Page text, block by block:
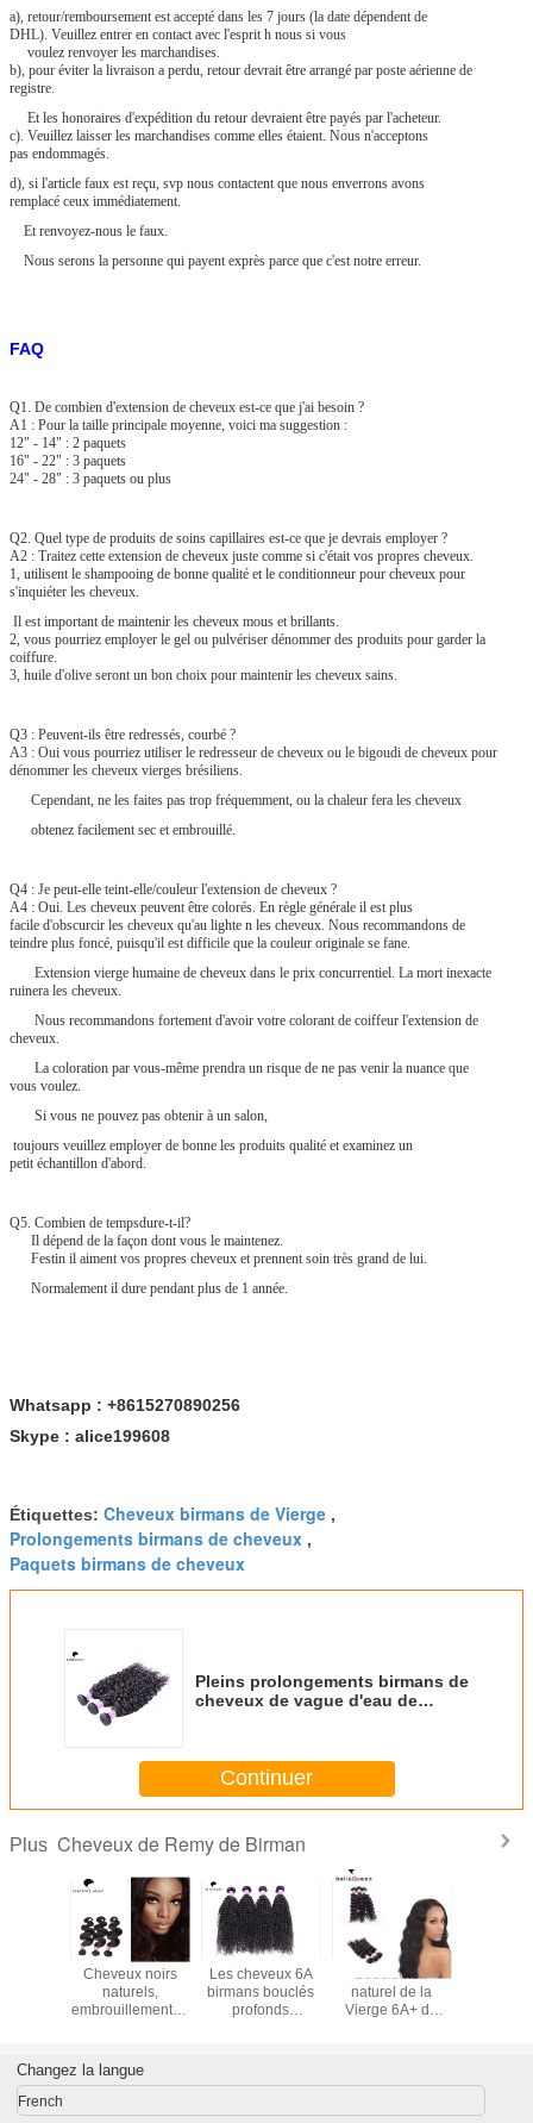
a), retour/remboursement est accepté dans les 7 jours (la date dépendent de
DHL). Veuillez entrer en contact avec l'esprit h nous si vous
voulez renvoyer les marchandises.
b), pour éviter la livraison a perdu, retour devrait être arrangé par poste aérienne de
registre.
Et les honoraires d'expédition du retour devraient être payés par l'acheteur.
c). Veuillez laisser les marchandises comme elles étaient. Nous n'acceptons
pas endommagés.
d), si l'article faux est reçu, svp nous contactent que nous enverrons avons
remplacé ceux immédiatement.
Et renvoyez-nous le faux.
Nous serons la personne qui payent exprès parce que c'est notre erreur.
FAQ
Q1. De combien d'extension de cheveux est-ce que j'ai besoin ?
A1 : Pour la taille principale moyenne, voici ma suggestion :
12" - 14" : 2 paquets
16" - 22" : 3 paquets
24" - 28" : 3 paquets ou plus
Q2. Quel type de produits de soins capillaires est-ce que je devrais employer ?
A2 : Traitez cette extension de cheveux juste comme si c'était vos propres cheveux.
1, utilisent le shampooing de bonne qualité et le conditionneur pour cheveux pour
s'inquiéter les cheveux.
Il est important de maintenir les cheveux mous et brillants.
2, vous pourriez employer le gel ou pulvériser dénommer des produits pour garder la
coiffure.
3, huile d'olive seront un bon choix pour maintenir les cheveux sains.
Q3 : Peuvent-ils être redressés, courbé ?
A3 : Oui vous pourriez utiliser le redresseur de cheveux ou le bigoudi de cheveux pour
dénommer les cheveux vierges brésiliens.
Cependant, ne les faites pas trop fréquemment, ou la chaleur fera les cheveux
obtenez facilement sec et embrouillé.
Q4 : Je peut-elle teint-elle/couleur l'extension de cheveux ?
A4 : Oui. Les cheveux peuvent être colorés. En règle générale il est plus
facile d'obscurcir les cheveux qu'au lighte n les cheveux. Nous recommandons de
teindre plus foncé, puisqu'il est difficile que la couleur originale se fane.
Extension vierge humaine de cheveux dans le prix concurrentiel. La mort inexacte
ruinera les cheveux.
Nous recommandons fortement d'avoir votre colorant de coiffeur l'extension de
cheveux.
La coloration par vous-même prendra un risque de ne pas venir la nuance que
vous voulez.
Si vous ne pouvez pas obtenir à un salon,
toujours veuillez employer de bonne les produits qualité et examinez un
petit échantillon d'abord.
Q5. Combien de tempsdure-t-il?
Il dépend de la façon dont vous le maintenez.
Festin il aiment vos propres cheveux et prennent soin très grand de lui.
Normalement il dure pendant plus de 1 année.
Whatsapp : +8615270890256
Skype : alice199608
Étiquettes: Cheveux birmans de Vierge ,
Prolongements birmans de cheveux ,
Paquets birmans de cheveux
Pleins prolongements birmans de
cheveux de vague d'eau de
Continuer
Plus Cheveux de Remy de Birman
triple
Cheveux noirs
naturels,
embrouillement et
birmanne libre de
cheveux
Les cheveux 6A
birmans bouclés
profonds
cheveux noirs de
Bouclé noir
naturel de la
Vierge 6A+ de
Changez la langue
French